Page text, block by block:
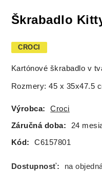
Škrabadlo
CROCI
Kartónové škrabadlo v
Rozmery: 45 x 35x47.5
Výrobca: Croci
Záručná doba: 24
Kód: C6157801
Dostupnosť: na